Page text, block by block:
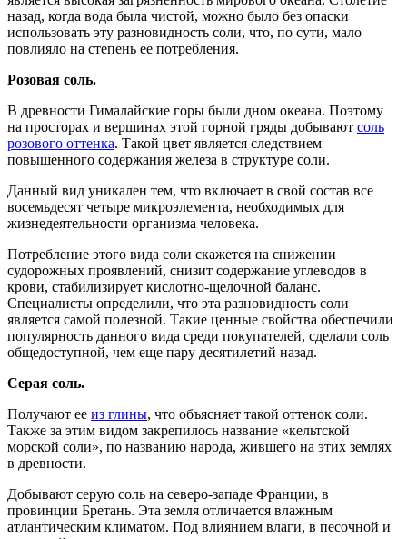
назад, когда вода была чистой, можно было без опаски
использовать эту разновидность соли, что, по сути, мало
повлияло на степень ее потребления.
Розовая соль.
В древности Гималайские горы были дном океана. Поэтому
на просторах и вершинах этой горной гряды добывают соль
розового оттенка. Такой цвет является следствием
повышенного содержания железа в структуре соли.
Данный вид уникален тем, что включает в свой состав все
восемьдесят четыре микроэлемента, необходимых для
жизнедеятельности организма человека.
Потребление этого вида соли скажется на снижении
судорожных проявлений, снизит содержание углеводов в
крови, стабилизирует кислотно-щелочной баланс.
Специалисты определили, что эта разновидность соли
является самой полезной. Такие ценные свойства обеспечили
популярность данного вида среди покупателей, сделали соль
общедоступной, чем еще пару десятилетий назад.
Серая соль.
Получают ее из глины, что объясняет такой оттенок соли.
Также за этим видом закрепилось название «кельтской
морской соли», по названию народа, жившего на этих землях
в древности.
Добывают серую соль на северо-западе Франции, в
провинции Бретань. Эта земля отличается влажным
атлантическим климатом. Под влиянием влаги, в песочной и